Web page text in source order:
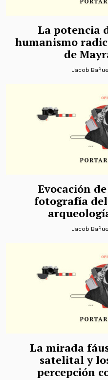
La potencia
humanismo
de
Jacob
Evocación
fotografía
Jacob
La mirada
satelital y
percepción